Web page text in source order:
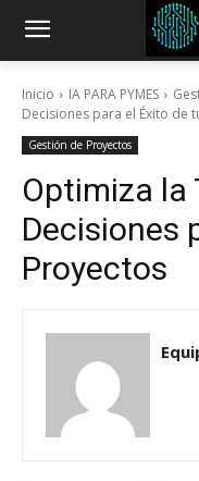
Inicio IA PARA PYMES
Decisiones para el Éxito de
Gestión de Proyectos
Optimiza la
Decisiones
Proyectos